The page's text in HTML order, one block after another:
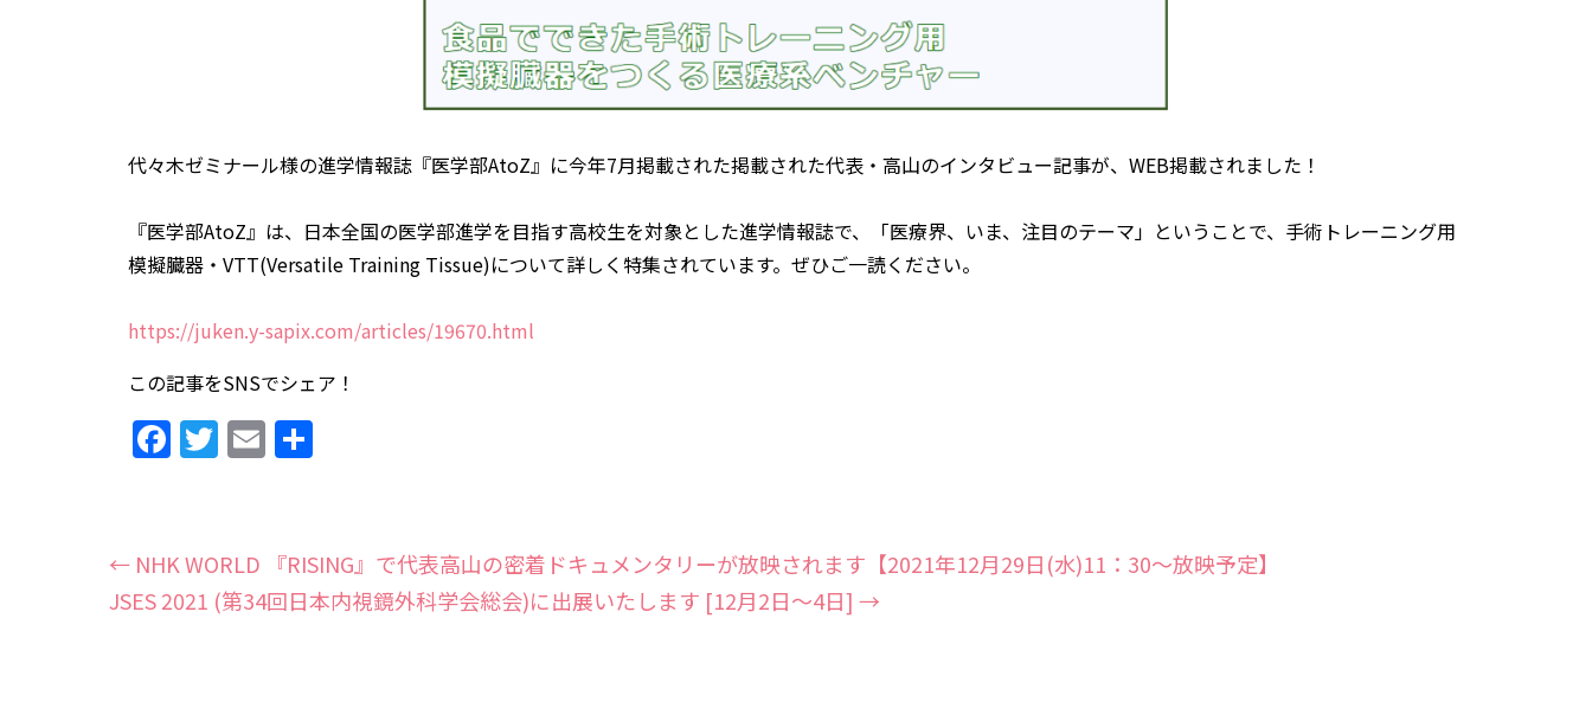
代々木ゼミナール様の進学情報誌『医学部AtoZ』に今年7月掲載された掲載された代表・高山のインタビュー記事が、WEB掲載されました！
『医学部AtoZ』は、日本全国の医学部進学を目指す高校生を対象とした進学情報誌で、「医療界、いま、注目のテーマ」ということで、手術トレーニング用
模擬臓器・VTT(Versatile Training Tissue)について詳しく特集されています。ぜひご一読ください。
https://juken.y-sapix.com/articles/19670.html
この記事をSNSでシェア！
Facebook
Twitter
Email
← NHK WORLD 『RISING』で代表高山の密着ドキュメンタリーが放映されます【2021年12月29日(水)11：30～放映予定】
JSES 2021 (第34回日本内視鏡外科学会総会)に出展いたします [12月2日～4日] →